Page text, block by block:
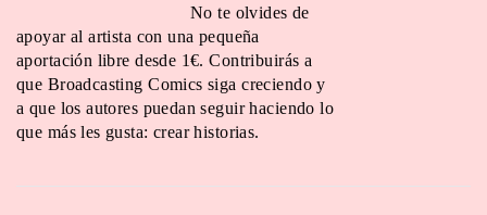
No te olvides de
apoyar al artista con una pequeña
aportación libre desde 1€. Contribuirás a
que Broadcasting Comics siga creciendo y
a que los autores puedan seguir haciendo lo
que más les gusta: crear historias.